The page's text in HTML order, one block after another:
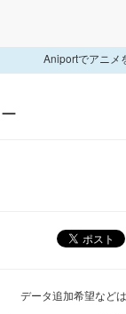
Aniportでアニメ
データ追加希望などは